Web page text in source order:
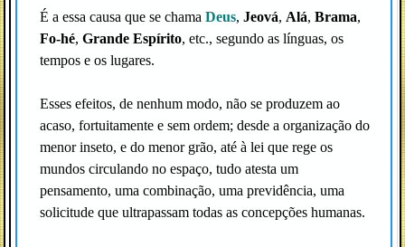
É a essa causa que se chama Deus, Jeová, Alá, Brama,
Fo-hé, Grande Espírito, etc., segundo as línguas, os
tempos e os lugares.
Esses efeitos, de nenhum modo, não se produzem ao
acaso, fortuitamente e sem ordem; desde a organização do
menor inseto, e do menor grão, até à lei que rege os
mundos circulando no espaço, tudo atesta um
pensamento, uma combinação, uma previdência, uma
solicitude que ultrapassam todas as concepções humanas.